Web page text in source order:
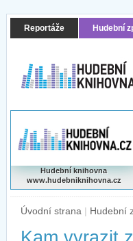
Reportáže Hudební
Hudební knihovna
www.hudebniknihovna.cz
Úvodní strana | Hudební